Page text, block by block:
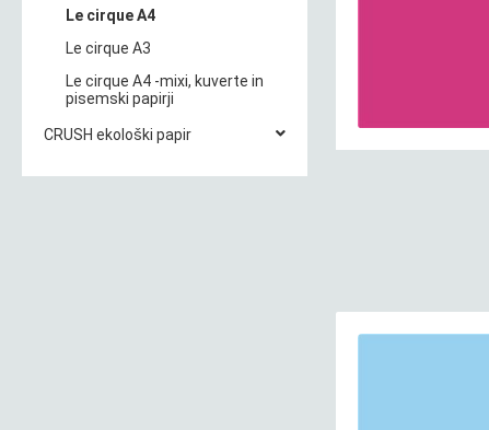
Le cirque A4
Le cirque A3
Le cirque A4 -mixi, kuverte in
pisemski papirji
CRUSH ekološki papir